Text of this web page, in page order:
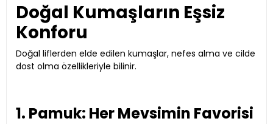
Doğal Kumaşların Eşsiz
Konforu
Doğal liflerden elde edilen kumaşlar, nefes alma ve cilde
dost olma özellikleriyle bilinir.
1. Pamuk: Her Mevsimin Favorisi